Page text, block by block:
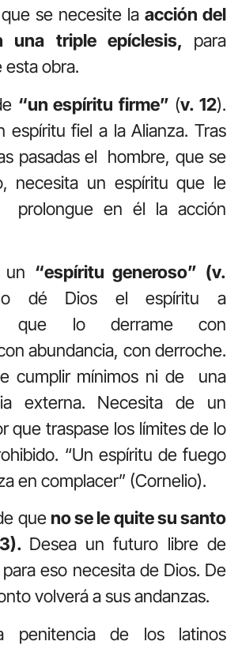
se necesite la acción del
una triple epíclesis, para
esta obra.
“un espíritu firme” (v. 12).
espíritu fiel a la Alianza. Tras
pasadas el hombre, que se
necesita un espíritu que le
prolongue en él la acción
un “espíritu generoso” (v.
dé Dios el espíritu a
que lo derrame con
abundancia, con derroche.
cumplir mínimos ni de una
externa. Necesita de un
que traspase los límites de lo
“Un espíritu de fuego
en complacer” (Cornelio).
que no se le quite su santo
Desea un futuro libre de
eso necesita de Dios. De
volverá a sus andanzas.
penitencia de los latinos